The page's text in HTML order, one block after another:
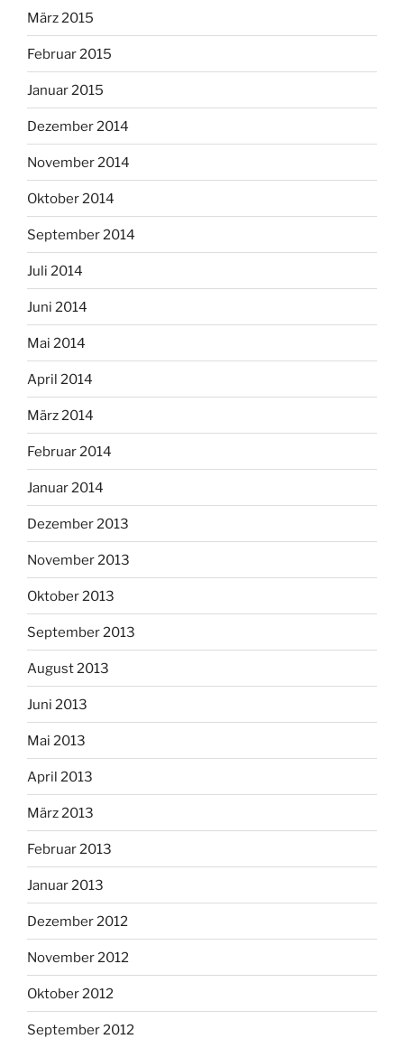
März 2015
Februar 2015
Januar 2015
Dezember 2014
November 2014
Oktober 2014
September 2014
Juli 2014
Juni 2014
Mai 2014
April 2014
März 2014
Februar 2014
Januar 2014
Dezember 2013
November 2013
Oktober 2013
September 2013
August 2013
Juni 2013
Mai 2013
April 2013
März 2013
Februar 2013
Januar 2013
Dezember 2012
November 2012
Oktober 2012
September 2012